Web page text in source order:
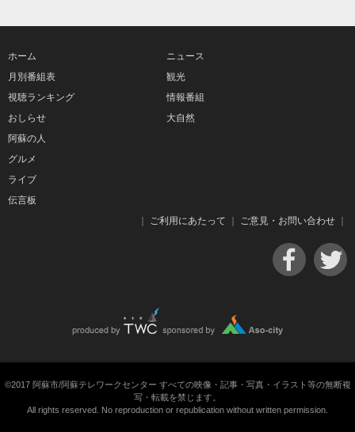
ホーム
月別番組表
視聴ランキング
おしらせ
ニュース
観光
情報番組
大自然
阿蘇の人
グルメ
ライブ
伝言板
ご利用にあたって ご意見・お問い合わせ
©2017 阿蘇市/阿蘇テレワークセンター すべての映像・記事・写真・イラスト等の無断複
写・転載を禁じます。
All rights reserved. No reproduction or republication without written permission.